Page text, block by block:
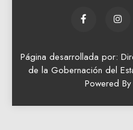
Página desarrollada por:
de la Gobernación del
Powered By